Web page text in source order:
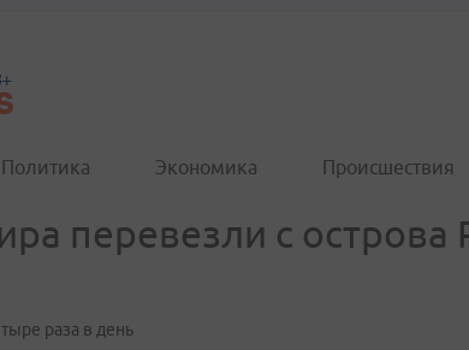
Политика Экономика Происшествия
перевезли с острова
раза в день